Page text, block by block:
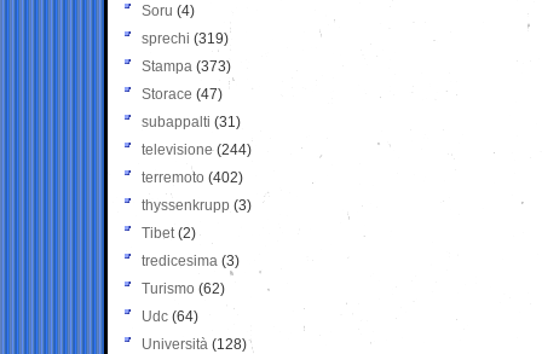
Soru (4)
sprechi (319)
Stampa (373)
Storace (47)
subappalti (31)
televisione(244)
terremoto (402)
thyssenkrupp (3)
Tibet(2)
tredicesima (3)
Turismo (62)
Udc (64)
Università (128)